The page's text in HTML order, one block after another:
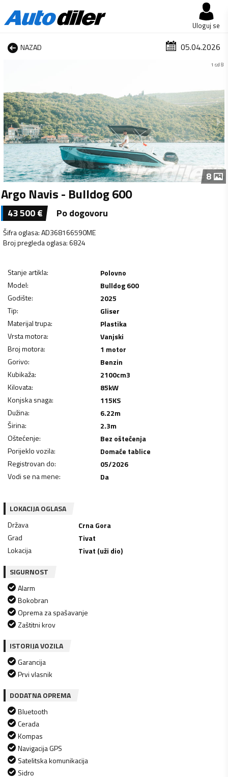
Uloguj se
NAZAD 05.04.2026
1 od 8
8
Argo Navis - Bulldog 600
43 500€ Po dogovoru
Šifra oglasa:AD368166590ME
Broj pregleda oglasa:6824
Stanje artikla:
Polovno
Model:
Bulldog 600
Godište:
2025
Tip:
Gliser
Materijal trupa:
Plastika
Vrsta motora:
Vanjski
Broj motora:
1 motor
Gorivo:
Benzin
Kubikaža: 2100cm3
Kilovata: 85kW
Konjska snaga: 115KS
Dužina: 6.22m
Širina: 2.3m
Oštećenje:
Bez oštećenja
Porijeklo vozila:
Domaće tablice
Registrovan do:
05/2026
Vodi se na mene: Da
LOKACIJA OGLASA
Država
Crna Gora
Grad
Tivat
Lokacija
Tivat (uži dio)
SIGURNOST
Alarm
Bokobran
Oprema za spašavanje
Zaštitni krov
ISTORIJA VOZILA
Garancija
Prvi vlasnik
DODATNA OPREMA
Bluetooth
Cerada
Kompas
Navigacija GPS
Satelitska komunikacija
Sidro